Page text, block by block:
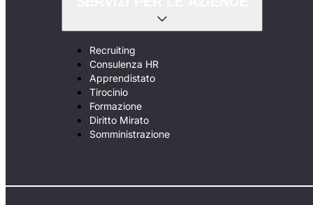
Recruiting
Consulenza HR
Apprendistato
Tirocinio
Formazione
Diritto Mirato
Somministrazione